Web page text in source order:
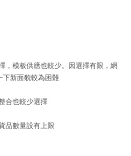
，模板供應也較少。因選擇有限，網
下新面貌較為困難
合也較少選擇
品數量設有上限